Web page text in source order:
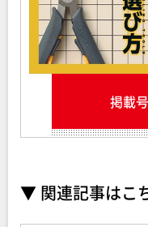
掲載
▼ 関連記事はこ